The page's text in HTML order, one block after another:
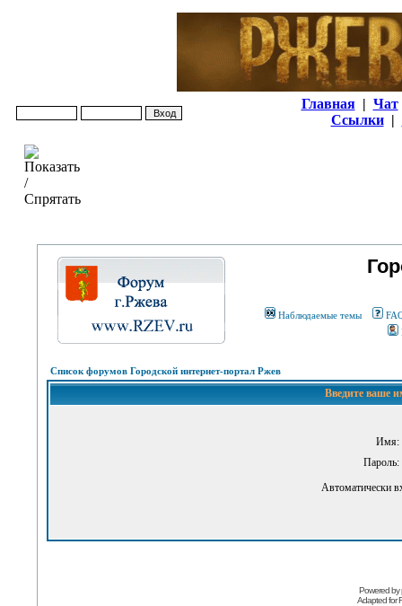
Главная | Чат
Ссылки |
Наблюдаемые темы
Список форумов Городской интернет-портал Ржев
Введите ваше
Имя:
Пароль:
Автоматически
Powered by
Adapted for